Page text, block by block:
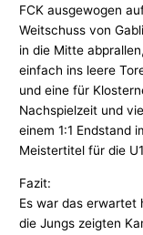
FCK ausgewogen
Weitschuss von
in die Mitte
einfach ins leere
und eine für
Nachspielzeit und
einem 1:1 Endstand
Meistertitel für die
Fazit:
Es war das erwartet
die Jungs zeigten